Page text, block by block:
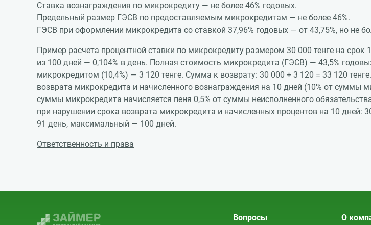
Ставка вознаграждения по микрокредиту — не более 46% годовых.
Предельный размер ГЭСВ по предоставляемым микрокредитам — не более 46%.
ГЭСВ при оформлении микрокредита со ставкой 37,96% годовых — от 43,75%, но не
Пример расчета процентной ставки по микрокредиту размером 30 000 тенге на
из 100 дней — 0,104% в день. Полная стоимость микрокредита (ГЭСВ) — 43,5%
микрокредитом (10,4%) — 3 120 тенге. Сумма к возврату: 30 000 + 3 120 = 33 120
возврата микрокредита и начисленного вознаграждения на 10 дней (10% от суммы
суммы микрокредита начисляется пеня 0,5% от суммы неисполненного
при нарушении срока возврата микрокредита и начисленных процентов на 10
91 день, максимальный — 100 дней.
Ответственность и права
Вопросы О